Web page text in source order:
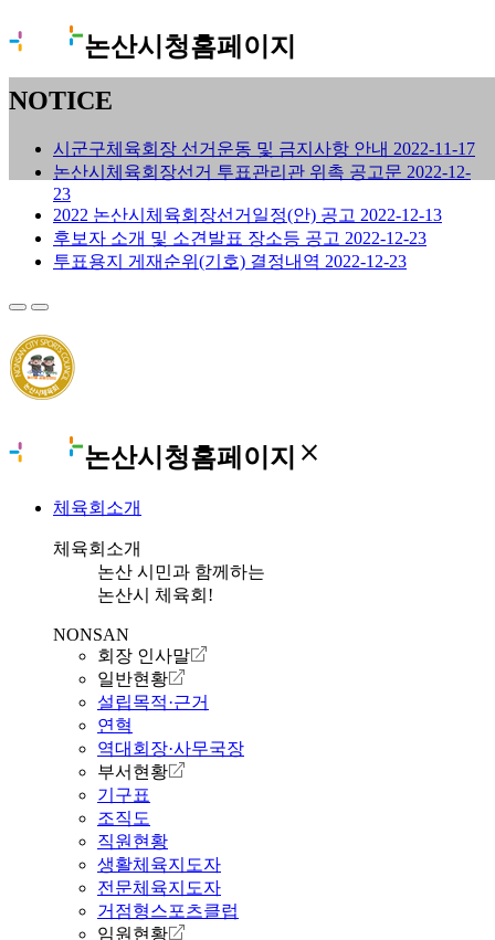
논산시청홈페이지
NOTICE
시군구체육회장 선거운동 및 금지사항 안내 2022-11-17
논산시체육회장선거 투표관리관 위촉 공고문 2022-12-
23
2022 논산시체육회장선거일정(안) 공고 2022-12-13
후보자 소개 및 소견발표 장소등 공고 2022-12-23
투표용지 게재순위(기호) 결정내역 2022-12-23
논산시청홈페이지 close
체육회소개
체육회소개
논산 시민과 함께하는
논산시 체육회!
NONSAN
회장 인사말
일반현황
설립목적·근거
연혁
역대회장·사무국장
부서현황
기구표
조직도
직원현황
생활체육지도자
전문체육지도자
거점형스포츠클럽
임원현황